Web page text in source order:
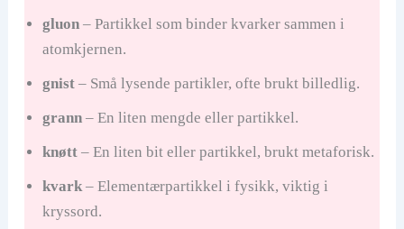
gluon– Partikkel som binder kvarker sammen i
atomkjernen.
gnist– Små lysende partikler, ofte brukt billedlig.
grann– En liten mengde eller partikkel.
knøtt– En liten bit eller partikkel, brukt metaforisk.
kvark– Elementærpartikkel i fysikk, viktig i
kryssord.